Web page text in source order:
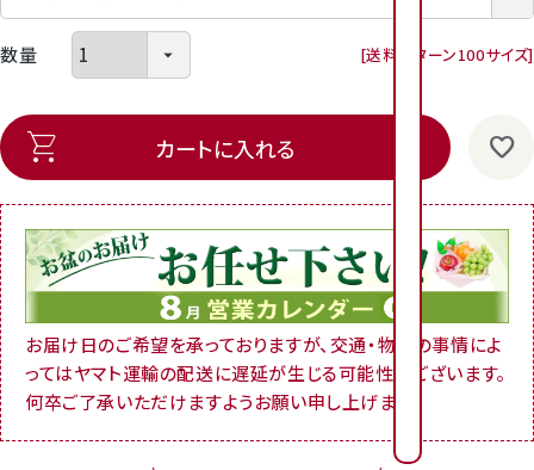
日月火水木金
0
1 1
1
6
1
7
1
8
1
9
2
0
3 4 5 6 7
日月火水木金
1 2 3 4
6 7
0 1
1 1
2
0
2
1
2
2
2
3
2
4
2
7
2
8
2
9
3
0
送料パターン100サイズ
カートに入れる
お届け日のご希望を承っておりますが、交通・物流の事情によ
ってはヤマト運輸の配送に遅延が生じる可能性がございます。
何卒ご了承いただけますようお願い申し上げます。